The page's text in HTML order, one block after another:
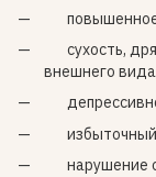
повышенное
сухость,
внешнего
избыточный
нарушение